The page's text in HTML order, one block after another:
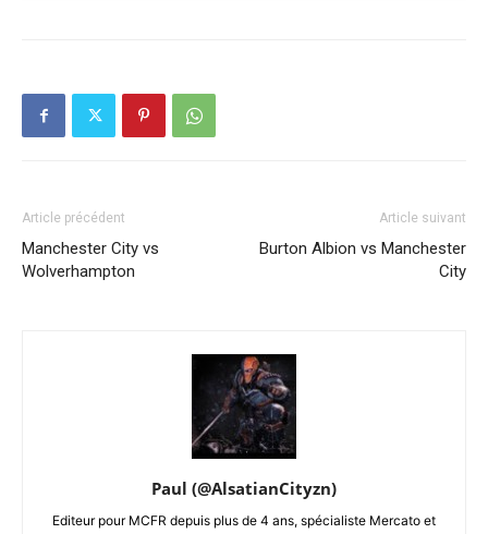
Article précédent
Manchester City vs
Wolverhampton
Article suivant
Burton Albion vs Manchester
City
Paul (@AlsatianCityzn)
Editeur pour MCFR depuis plus de 4 ans, spécialiste Mercato et